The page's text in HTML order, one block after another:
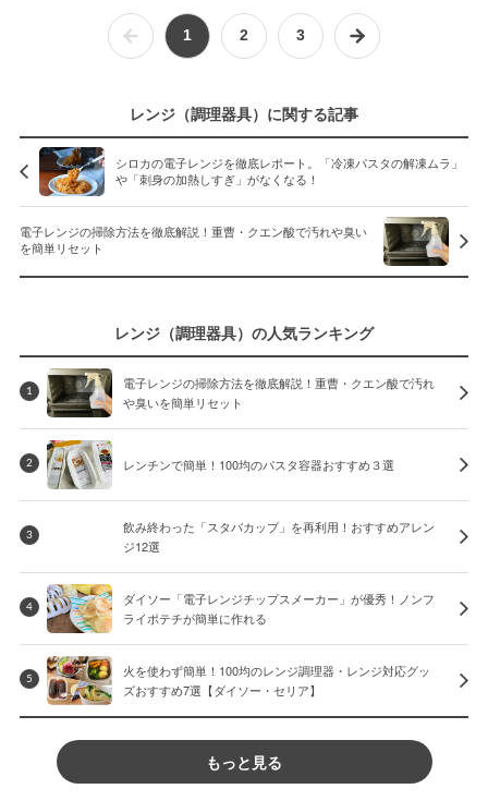
1 2 3
レンジ（調理器具）に関する記事
シロカの電子レンジを徹底レポート。「冷凍パスタの解凍ムラ」
や「刺身の加熱しすぎ」がなくなる！
電子レンジの掃除方法を徹底解説！重曹・クエン酸で汚れや臭い
を簡単リセット
レンジ（調理器具）の人気ランキング
1
電子レンジの掃除方法を徹底解説！重曹・クエン酸で汚れ
や臭いを簡単リセット
2 レンチンで簡単！100均のパスタ容器おすすめ３選
3
飲み終わった「スタバカップ」を再利用！おすすめアレン
ジ12選
4
ダイソー「電子レンジチップスメーカー」が優秀！ノンフ
ライポテチが簡単に作れる
5
火を使わず簡単！100均のレンジ調理器・レンジ対応グッ
ズおすすめ7選【ダイソー・セリア】
もっと見る